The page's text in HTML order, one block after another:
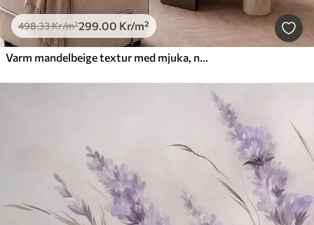
498.33Kr/m²299.00 Kr/m²
Varm mandelbeige textur med mjuka, naturliga tonövergångar